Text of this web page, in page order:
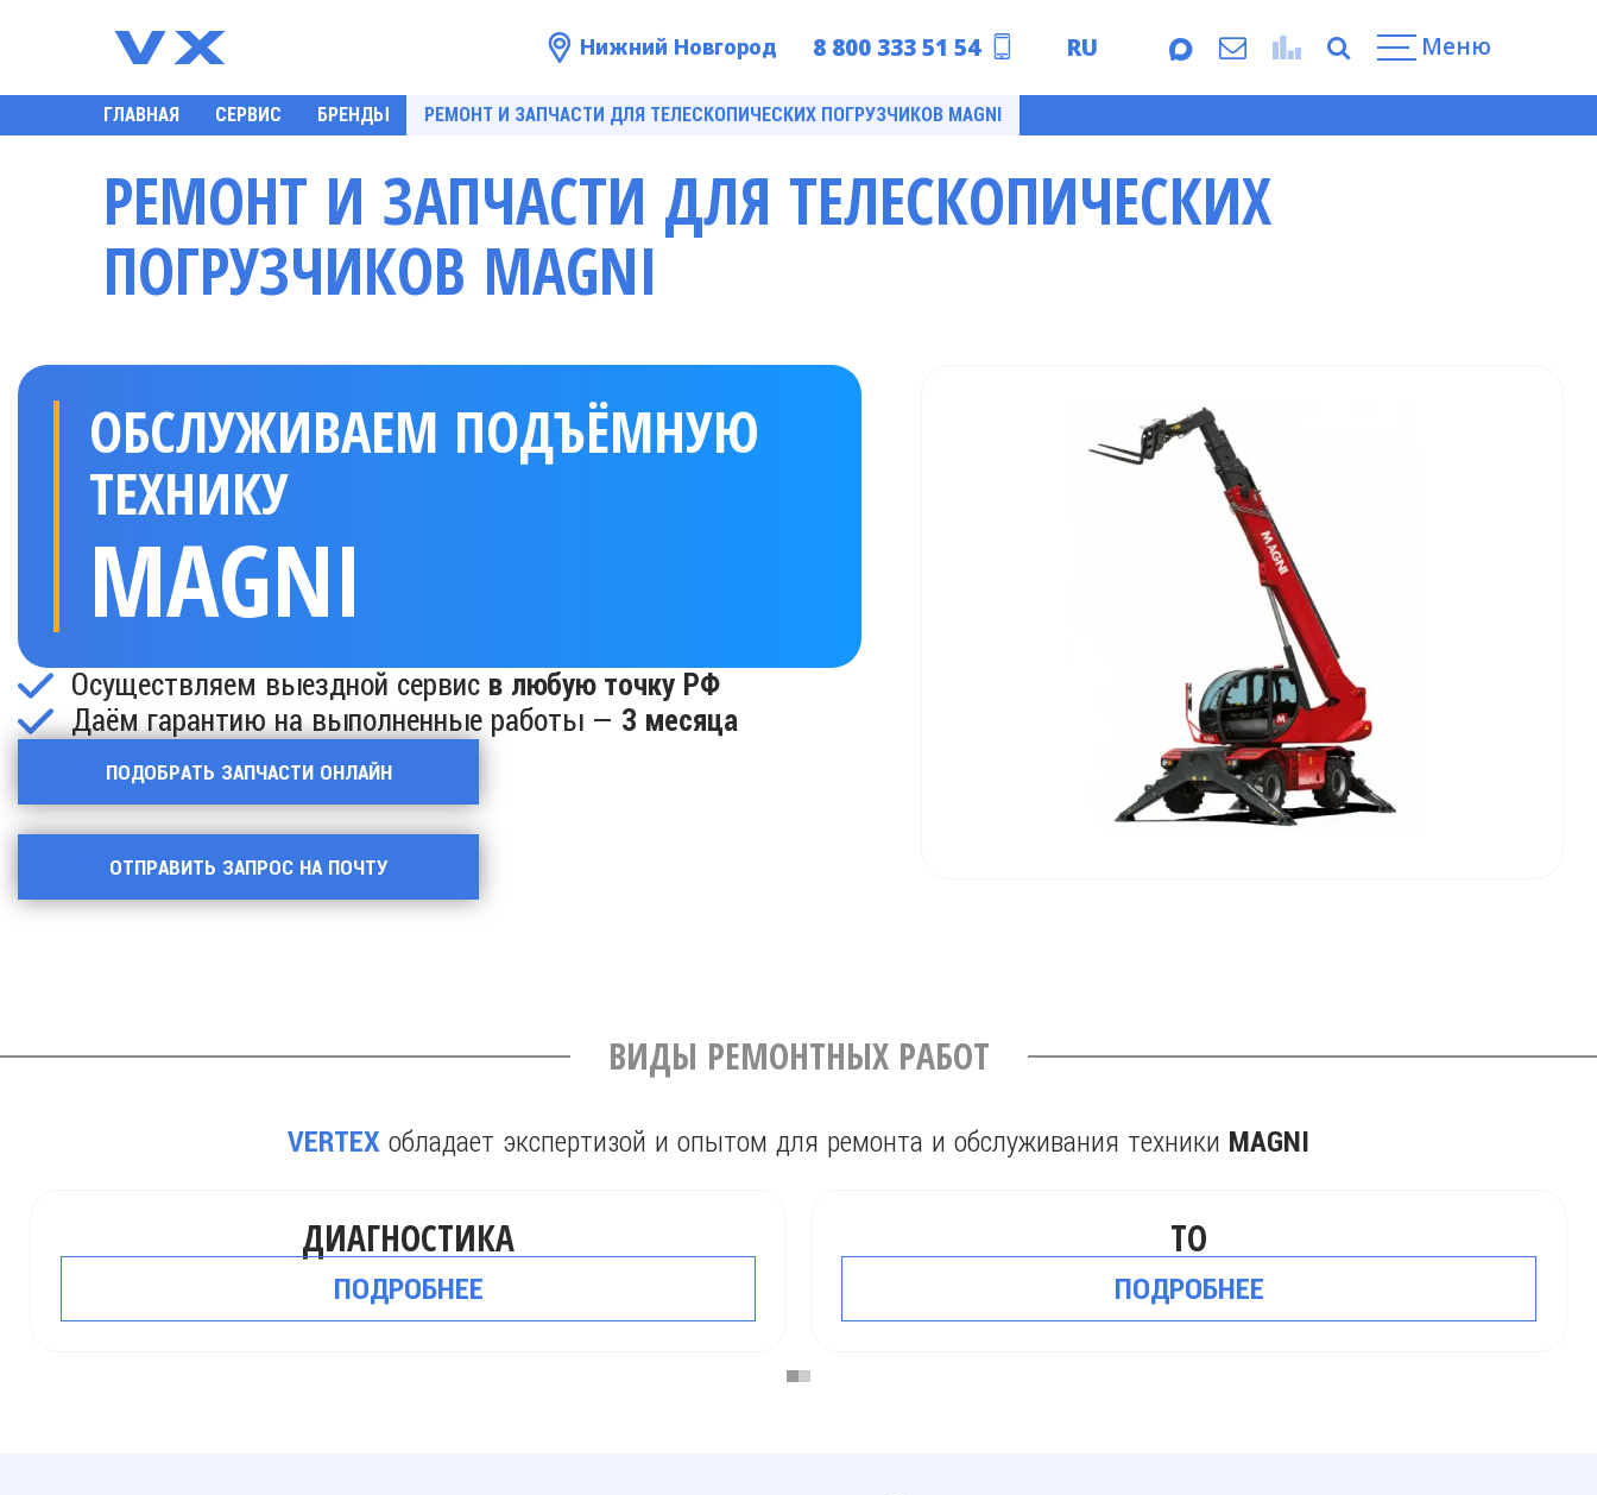
Нижний Новгород 8 800 333 51 54
RU
EN
Меню
ГЛАВНАЯ СЕРВИС БРЕНДЫ РЕМОНТ И ЗАПЧАСТИ ДЛЯ ТЕЛЕСКОПИЧЕСКИХ ПОГРУЗЧИКОВ MAGNI
РЕМОНТ И ЗАПЧАСТИ ДЛЯ ТЕЛЕСКОПИЧЕСКИХ
ПОГРУЗЧИКОВ MAGNI
ОБСЛУЖИВАЕМ ПОДЪЁМНУЮ
ТЕХНИКУ
MAGNI
Осуществляем выездной сервис в любую точку РФ
Даём гарантию на выполненные работы — 3 месяца
ПОДОБРАТЬ ЗАПЧАСТИ ОНЛАЙН
ОТПРАВИТЬ ЗАПРОС НА ПОЧТУ
ВИДЫ РЕМОНТНЫХ РАБОТ
VERTEX обладает экспертизой и опытом для ремонта и обслуживания техники MAGNI